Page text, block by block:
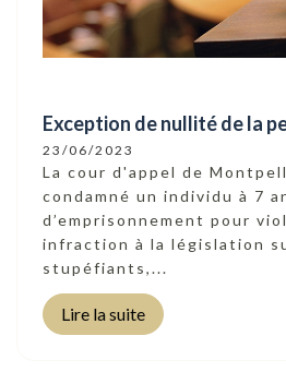
Exception de nullité de la
23/06/2023
La cour d'appel de
condamné un individu à 7
d’emprisonnement pour
infraction à la législation
stupéfiants,...
Lire la suite